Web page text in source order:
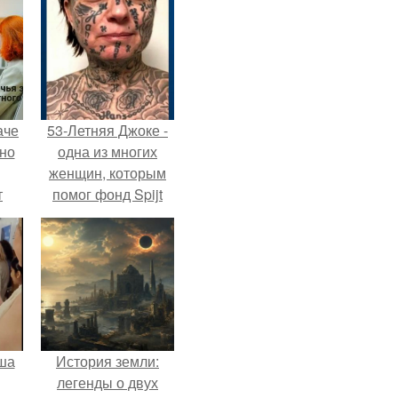
53-Летняя Джоке -
одна из многих
женщин, которым
помог фонд Spijt
van Tattoo,
основанный в
Роттердаме.
История земли:
легенды о двух